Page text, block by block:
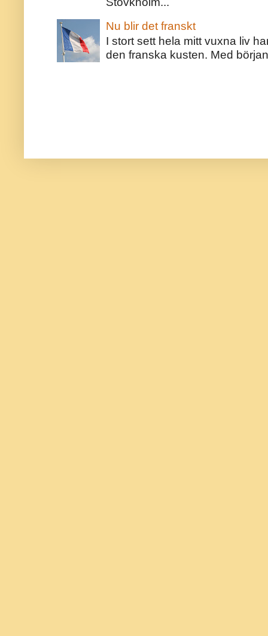
Nu blir det franskt
I stort sett hela mitt vuxna liv
den franska kusten. Med